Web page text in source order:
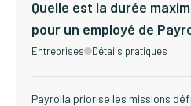
Quelle est la durée
pour un employé de
Entreprises Détails pratiques
Payrolla priorise les missions